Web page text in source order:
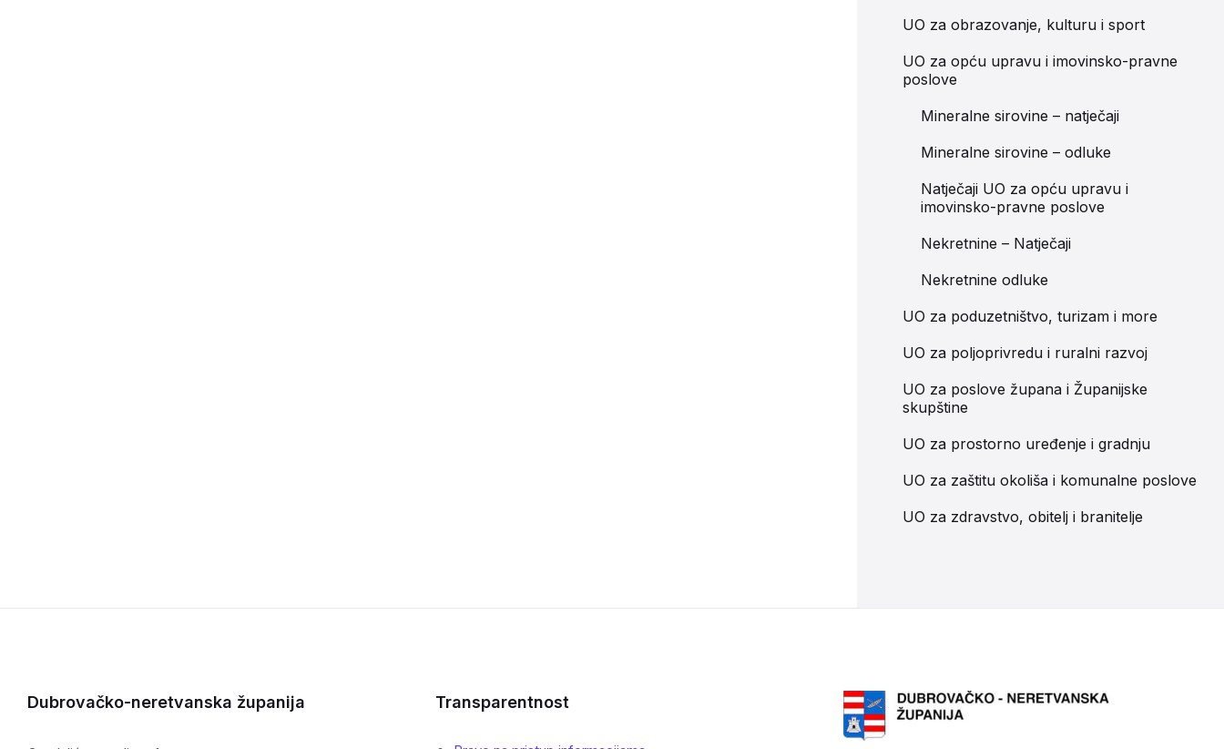
UO za obrazovanje, kulturu i sport
UO za opću upravu i imovinsko-pravne
poslove
Mineralne sirovine – natječaji
Mineralne sirovine – odluke
Natječaji UO za opću upravu i
imovinsko-pravne poslove
Nekretnine – Natječaji
Nekretnine odluke
UO za poduzetništvo, turizam i more
UO za poljoprivredu i ruralni razvoj
UO za poslove župana i Županijske
skupštine
UO za prostorno uređenje i gradnju
UO za zaštitu okoliša i komunalne poslove
UO za zdravstvo, obitelj i branitelje
Dubrovačko-neretvanska županija Transparentnost